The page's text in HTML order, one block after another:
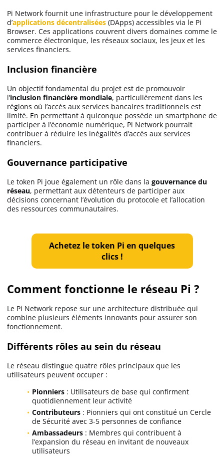
Pi Network fournit une infrastructure pour le développement
d’applications décentralisées (DApps) accessibles via le Pi
Browser. Ces applications couvrent divers domaines comme le
commerce électronique, les réseaux sociaux, les jeux et les
services financiers.
Inclusion financière
Un objectif fondamental du projet est de promouvoir
l’inclusion financière mondiale, particulièrement dans les
régions où l’accès aux services bancaires traditionnels est
limité. En permettant à quiconque possède un smartphone de
participer à l’économie numérique, Pi Network pourrait
contribuer à réduire les inégalités d’accès aux services
financiers.
Gouvernance participative
Le token Pi joue également un rôle dans la gouvernance du
réseau, permettant aux détenteurs de participer aux
décisions concernant l’évolution du protocole et l’allocation
des ressources communautaires.
Achetez le token Pi en quelques
clics!
Comment fonctionne le réseau Pi ?
Le Pi Network repose sur une architecture distribuée qui
combine plusieurs éléments innovants pour assurer son
fonctionnement.
Différents rôles au sein du réseau
Le réseau distingue quatre rôles principaux que les
utilisateurs peuvent occuper :
Pionniers : Utilisateurs de base qui confirment
quotidiennement leur activité
Contributeurs : Pionniers qui ont constitué un Cercle
de Sécurité avec 3-5 personnes de confiance
Ambassadeurs : Membres qui contribuent à
l’expansion du réseau en invitant de nouveaux
utilisateurs